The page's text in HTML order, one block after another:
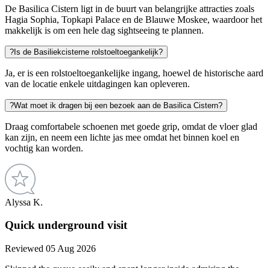
De Basilica Cistern ligt in de buurt van belangrijke attracties zoals
Hagia Sophia, Topkapi Palace en de Blauwe Moskee, waardoor het
makkelijk is om een hele dag sightseeing te plannen.
?Is de Basiliekcisterne rolstoeltoegankelijk?
Ja, er is een rolstoeltoegankelijke ingang, hoewel de historische aard
van de locatie enkele uitdagingen kan opleveren.
?Wat moet ik dragen bij een bezoek aan de Basilica Cistern?
Draag comfortabele schoenen met goede grip, omdat de vloer glad
kan zijn, en neem een lichte jas mee omdat het binnen koel en
vochtig kan worden.
Alyssa K.
Quick underground visit
Reviewed 05 Aug 2026